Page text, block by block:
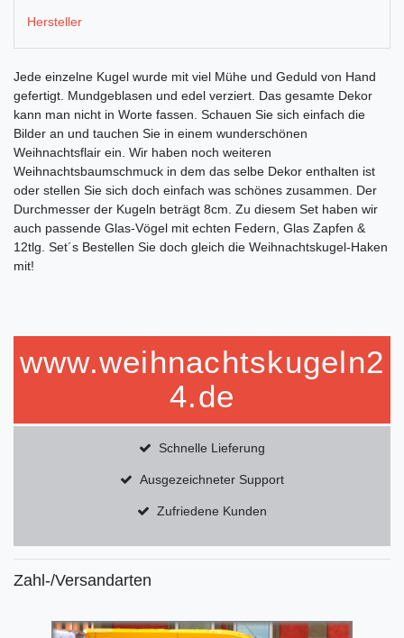
Hersteller
Jede einzelne Kugel wurde mit viel Mühe und Geduld von Hand
gefertigt. Mundgeblasen und edel verziert. Das gesamte Dekor
kann man nicht in Worte fassen. Schauen Sie sich einfach die
Bilder an und tauchen Sie in einem wunderschönen
Weihnachtsflair ein. Wir haben noch weiteren
Weihnachtsbaumschmuck in dem das selbe Dekor enthalten ist
oder stellen Sie sich doch einfach was schönes zusammen. Der
Durchmesser der Kugeln beträgt 8cm. Zu diesem Set haben wir
auch passende Glas-Vögel mit echten Federn, Glas Zapfen &
12tlg. Set´s Bestellen Sie doch gleich die Weihnachtskugel-Haken
mit!
www.weihnachtskugeln2
4.de
Schnelle Lieferung
Ausgezeichneter Support
Zufriedene Kunden
Zahl-/Versandarten